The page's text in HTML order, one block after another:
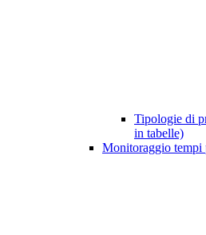
Tipologie di
in tabelle)
Monitoraggio tempi